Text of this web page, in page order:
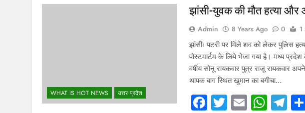
WHAT IS HOT NEWS उत्तर प्रदेश
झांसी-युवक की मौत हत्या और
Admin 8 Years Ago 0
1
झांसीः पटरी पर मिले शव को लेकर पुलिस
पोस्टमार्टम के लिये भेजा गया है। मध्य प्रदेश
वर्षीय सोनू रायकवार पुत्र राजू रायकवार
थापक बाग स्थित खुमान का बगीचा…
Facebook
Twitter
Email